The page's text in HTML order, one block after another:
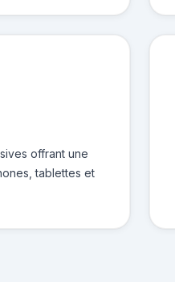
offrant une
tablettes et